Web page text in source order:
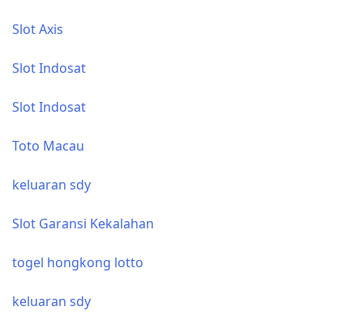
Slot Axis
Slot Indosat
Slot Indosat
Toto Macau
keluaran sdy
Slot Garansi Kekalahan
togel hongkong lotto
keluaran sdy